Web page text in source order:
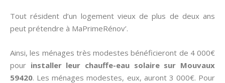
Tout résident d’un logement vieux de plus de deux ans
peut prétendre à MaPrimeRénov’.
Ainsi, les ménages très modestes bénéficieront de 4 000€
pour installer leur chauffe-eau solaire sur Mouvaux
59420. Les ménages modestes, eux, auront 3 000€. Pour